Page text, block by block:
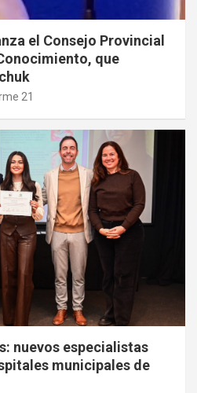
el Consejo Provincial
que
21
nuevos especialistas
municipales de